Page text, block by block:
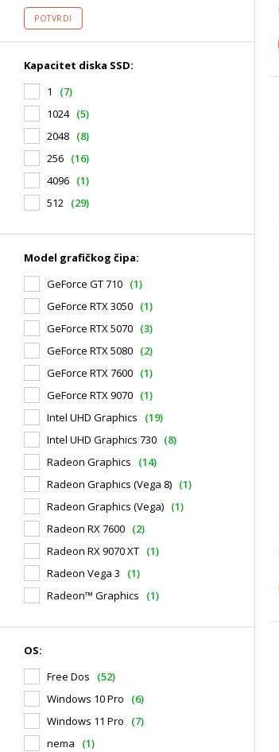
POTVRDI
Kapacitet diska SSD:
1
(7)
1024 (5)
2048 (8)
256 (16)
4096 (1)
512 (29)
Model grafičkog čipa:
GeForce GT 710 (1)
GeForce RTX 3050 (1)
GeForce RTX 5070 (3)
GeForce RTX 5080 (2)
GeForce RTX 7600 (1)
GeForce RTX 9070 (1)
Intel UHD Graphics
(19)
Intel UHD Graphics 730 (8)
Radeon Graphics
(14)
Radeon Graphics (Vega 8) (1)
Radeon Graphics (Vega) (1)
Radeon RX 7600 (2)
Radeon RX 9070 XT (1)
Radeon Vega 3
(1)
Radeon™ Graphics
(1)
OS:
Free Dos
(52)
Windows 10 Pro
(6)
Windows 11 Pro
(7)
nema
(1)